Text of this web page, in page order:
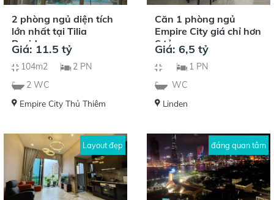
2 phòng ngủ diện tích
lớn nhất tại Tilia
Residences
Giá: 11.5 tỷ
104m2
2 PN
2 WC
Empire City Thủ Thiêm
Căn 1 phòng ngủ
Empire City giá chỉ hơn
6 tỷ
Giá: 6,5 tỷ
1 PN
WC
Linden
Layout đẹp đáng quan tâm